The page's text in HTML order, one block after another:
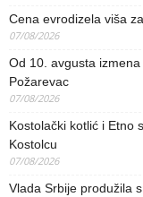
Cena evrodizela viša
07/08/2026
Od 10. avgusta
Požarevac
07/08/2026
Kostolački kotlić i Etno
Kostolcu
07/08/2026
Vlada Srbije produžila